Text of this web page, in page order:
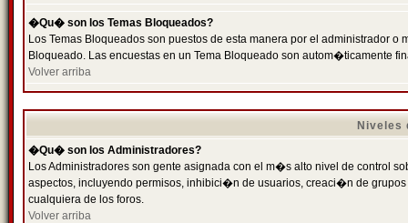
�Qu� son los Temas Bloqueados?
Los Temas Bloqueados son puestos de esta manera por el administrador
Bloqueado. Las encuestas en un Tema Bloqueado son autom�ticamente
Volver arriba
Niveles
�Qu� son los Administradores?
Los Administradores son gente asignada con el m�s alto nivel de control
aspectos, incluyendo permisos, inhibici�n de usuarios, creaci�n de
cualquiera de los foros.
Volver arriba